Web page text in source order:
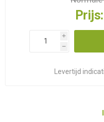
Prijs:
i
h
Levertijd